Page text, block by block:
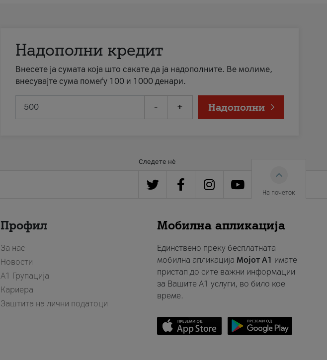
Надополни кредит
Внесете ја сумата која што сакате да ја надополните. Ве молиме,
внесувајте сума помеѓу 100 и 1000 денари.
- + Надополни
Следете нè
На почеток
Профил
За нас
Новости
А1 Групација
Кариера
Заштита на лични податоци
Мобилна апликација
Единствено преку бесплатната
мобилна апликација Мојот A1 имате
пристап до сите важни информации
за Вашите A1 услуги, во било кое
време.